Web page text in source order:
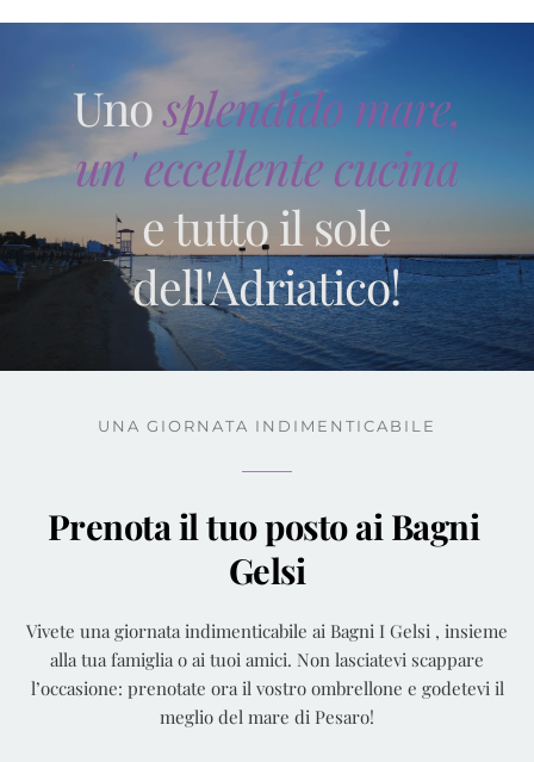
Unosplendido mare,
un'eccellente cucina
e tutto il sole
dell'Adriatico!
UNA GIORNATA INDIMENTICABILE
Prenota il tuo posto ai Bagni
Gelsi
Vivete una giornata indimenticabile ai Bagni I Gelsi , insieme
alla tua famiglia o ai tuoi amici. Non lasciatevi scappare
l’occasione: prenotate ora il vostro ombrellone e godetevi il
meglio del mare di Pesaro!